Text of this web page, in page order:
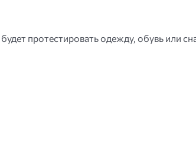
протестировать одежду, обувь или